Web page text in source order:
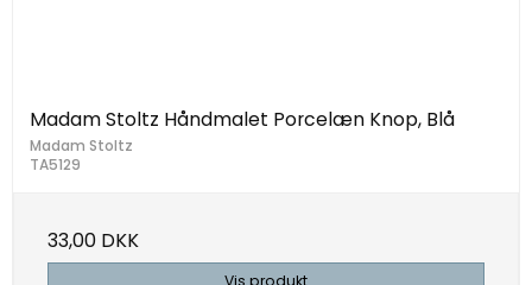
Madam Stoltz Håndmalet Porcelæn Knop, Blå
Madam Stoltz
TA5129
33,00 DKK